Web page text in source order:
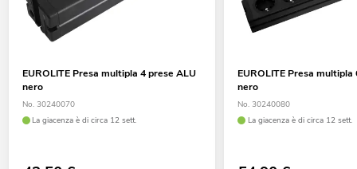
EUROLITE Presa multipla 4 prese ALU
nero
No. 30240070
La giacenza è di circa 12 sett.
EUROLITE Presa multipla
nero
No. 30240080
La giacenza è di circa 12 sett.